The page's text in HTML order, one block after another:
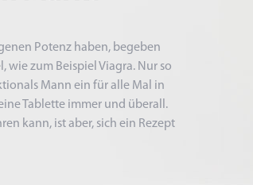
Potenz haben, begeben
wie zum Beispiel Viagra. Nur so
Mann ein für alle Mal in
Tablette immer und überall.
kann, ist aber, sich ein Rezept